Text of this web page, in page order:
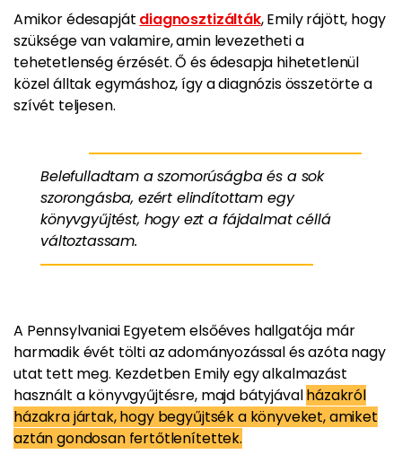
Amikor édesapját diagnosztizálták, Emily rájött, hogy
szüksége van valamire, amin levezetheti a
tehetetlenség érzését. Ő és édesapja hihetetlenül
közel álltak egymáshoz, így a diagnózis összetörte a
szívét teljesen.
Belefulladtam a szomorúságba és a sok
szorongásba, ezért elindítottam egy
könyvgyűjtést, hogy ezt a fájdalmat céllá
változtassam.
A Pennsylvaniai Egyetem elsőéves hallgatója már
harmadik évét tölti az adományozással és azóta nagy
utat tett meg. Kezdetben Emily egy alkalmazást
használt a könyvgyűjtésre, majd bátyjávalházakról
házakra jártak, hogy begyűjtsék a könyveket, amiket
aztán gondosan fertőtlenítettek.